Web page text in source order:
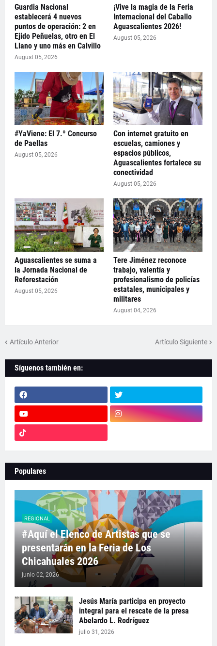
Guardia Nacional
establecerá 4 nuevos
puntos de operación: 2 en
Ejido Peñuelas, otro en El
Llano y uno más en Calvillo
August 05, 2026
¡Vive la magia de la Feria
Internacional del Caballo
Aguascalientes 2026!
August 05, 2026
#YaViene: El 7.º Concurso
de Paellas
August 05, 2026
Con internet gratuito en
escuelas, camiones y
espacios públicos,
Aguascalientes fortalece su
conectividad
August 05, 2026
Aguascalientes se suma a
la Jornada Nacional de
Reforestación
August 05, 2026
Tere Jiménez reconoce
trabajo, valentía y
profesionalismo de policías
estatales, municipales y
militares
August 04, 2026
Artículo Anterior Artículo Siguiente
Síguenos también en:
Populares
REGIONAL
#Aquí el Elenco de Artistas que se
presentarán en la Feria de Los
Chicahuales 2026
junio 02, 2026
Jesús María participa en proyecto
integral para el rescate de la presa
Abelardo L. Rodríguez
julio 31, 2026